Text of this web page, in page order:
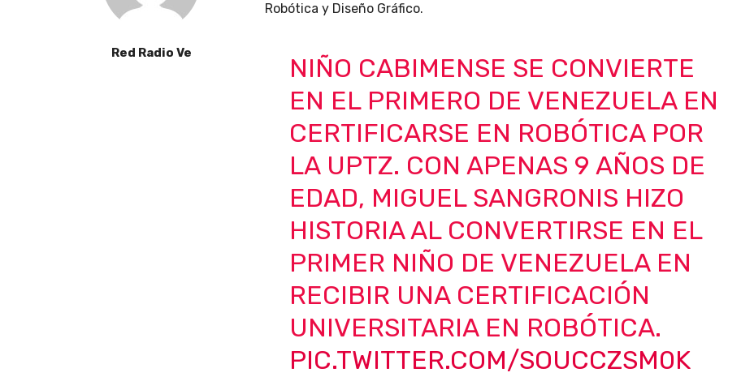
Red Radio Ve
Robótica y Diseño Gráfico.
NIÑO CABIMENSE SE CONVIERTE
EN EL PRIMERO DE VENEZUELA EN
CERTIFICARSE EN ROBÓTICA POR
LA UPTZ. CON APENAS 9 AÑOS DE
EDAD, MIGUEL SANGRONIS HIZO
HISTORIA AL CONVERTIRSE EN EL
PRIMER NIÑO DE VENEZUELA EN
RECIBIR UNA CERTIFICACIÓN
UNIVERSITARIA EN ROBÓTICA.
PIC.TWITTER.COM/SOUCCZSM0K